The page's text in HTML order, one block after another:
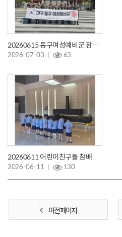
20260615 동구여성예비군 참배 및 봉사활동
2026-07-03 63
20260611 어린이친구들 참배
2026-06-11 130
이전 페이지